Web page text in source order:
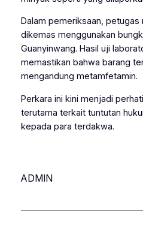
Dalam pemeriksaan, petugas
dikemas menggunakan
Guanyinwang. Hasil uji
memastikan bahwa barang
mengandung metamfetamin.
Perkara ini kini menjadi
terutama terkait tuntutan
kepada para terdakwa.
ADMIN